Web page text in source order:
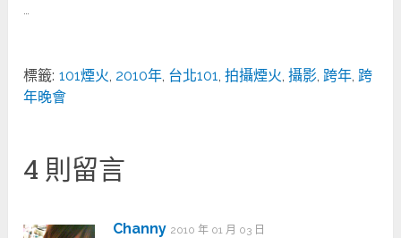
標籤: 101煙火 2010年 台北101 ,拍攝煙火 ,攝影 跨年 跨
年晚會
4 則留言
Channy 2010 年 01 月 03 日